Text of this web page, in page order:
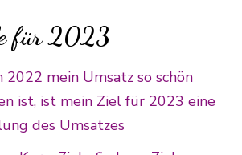
für 2023
2022 mein Umsatz so schön
ist, ist mein Ziel für 2023 eine
des Umsatzes